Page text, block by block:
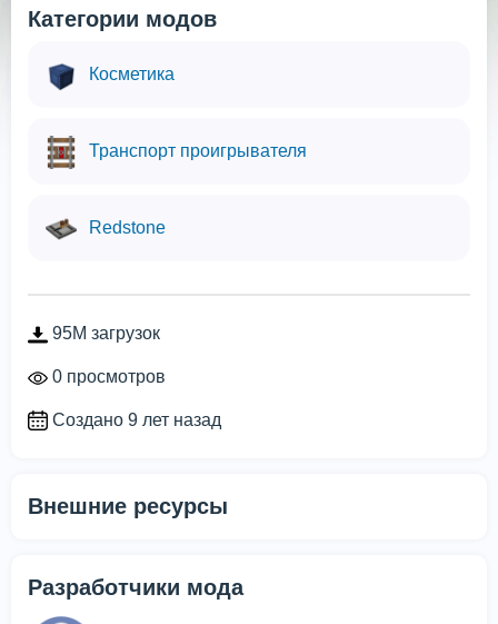
Категории модов
Косметика
Транспорт проигрывателя
Redstone
95M загрузок
0 просмотров
Создано 9 лет назад
Внешние ресурсы
Разработчики мода